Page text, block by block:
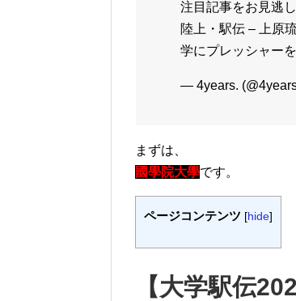
注目記事をお見逃し
陸上・駅伝 – 上原
学にプレッシャーを
— 4years.
まずは、
國學院大學です。
ページコンテンツ [hide]
【大学駅伝